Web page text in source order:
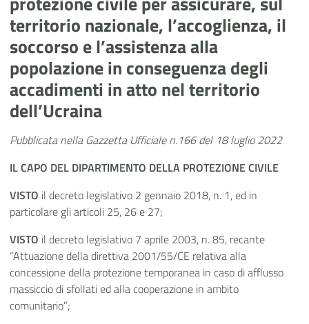
territorio nazionale, l’accoglienza, il
soccorso e l’assistenza alla
popolazione in conseguenza degli
accadimenti in atto nel territorio
dell’Ucraina
Pubblicata nella Gazzetta Ufficiale n.166 del 18 luglio 2022
IL CAPO DEL DIPARTIMENTO DELLA PROTEZIONE CIVILE
VISTO il decreto legislativo 2 gennaio 2018, n. 1, ed in
particolare gli articoli 25, 26 e 27;
VISTO il decreto legislativo 7 aprile 2003, n. 85, recante
“Attuazione della direttiva 2001/55/CE relativa alla
concessione della protezione temporanea in caso di afflusso
massiccio di sfollati ed alla cooperazione in ambito
comunitario”;